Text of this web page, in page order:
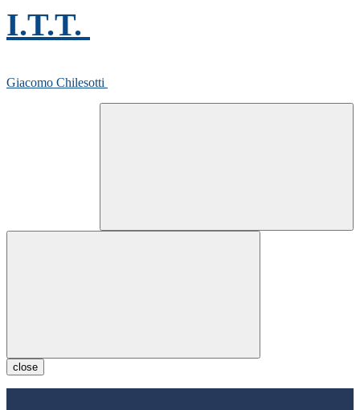
I.T.T.
Giacomo Chilesotti
close